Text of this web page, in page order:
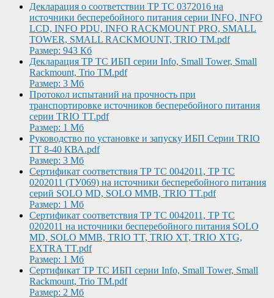
Декларация о соответствии ТР ТС 0372016 на
источники бесперебойного питания серии INFO, INFO
LCD, INFO PDU, INFO RACKMOUNT PRO, SMALL
TOWER, SMALL RACKMOUNT, TRIO TM.pdf
Размер: 943 Кб
Декларация ТР ТС ИБП серии Info, Small Tower, Small
Rackmount, Trio TM.pdf
Размер: 3 Мб
Протокол испытаний на прочность при
транспортировке источников бесперебойного питания
серии TRIO TT.pdf
Размер: 1 Мб
Руководство по установке и запуску ИБП Серии TRIO
TT 8-40 КВА.pdf
Размер: 3 Мб
Сертификат соответствия ТР ТС 0042011, ТР ТС
0202011 (ТУ069) на источники бесперебойного питания
серий SOLO MD, SOLO MMB, TRIO TT.pdf
Размер: 1 Мб
Сертификат соответствия ТР ТС 0042011, ТР ТС
0202011 на источники бесперебойного питания SOLO
MD, SOLO MMB, TRIO TT, TRIO XT, TRIO XTG,
EXTRA TT.pdf
Размер: 1 Мб
Сертификат ТР ТС ИБП серии Info, Small Tower, Small
Rackmount, Trio TM.pdf
Размер: 2 Мб